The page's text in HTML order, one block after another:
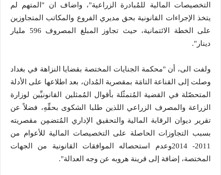
التخصيصات المالية للمُبادرة الزراعية"، واضاف ان "المتهم لم
يتخذ الإجراءات القانونية بحق مديري الفروع والمكاتب المتجاوزين
على الخطة الائتمانية، حيث تجاوز المبلغ المصروف 596 مليار
دينار".
ولفت الى، أن "محكمة الجنايات المختصة بقضايا النزاهة في بغداد
وصلت إلى القناعة التامَة بمقصرية المُدان، بعد اطلاعها على الأدلة
المتحصّلة في القضية المُتمثّلة بأقوال المُمثلين القانونيِّين لوزارة
الزراعة والمصرف الزراعي اللذين طلبا الشكوى بحقِّهِ، فضلاً عن
تقرير ديوان الرقابة المالية والتحقيق الإداري المُتضمِن مقصريته
بسبب التجاوزات الحاصلة على التخصيصات المالية للأعوام من
2011- 2014وعدم استحصاله الموافقات القانونية من الجهات
المختصة، إضافة إلى قرينة هروبه عن وجه العدالة".